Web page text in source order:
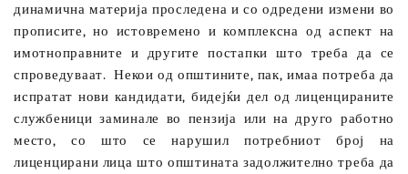
динамична материја проследена и со одредени измени во
прописите, но истовремено и комплексна од аспект на
имотноправните и другите постапки што треба да се
спроведуваат. Некои од општините, пак, имаа потреба да
испратат нови кандидати, бидејќи дел од лиценцираните
службеници заминале во пензија или на друго работно
место, со што се нарушил потребниот број на
лиценцирани лица што општината задолжително треба да